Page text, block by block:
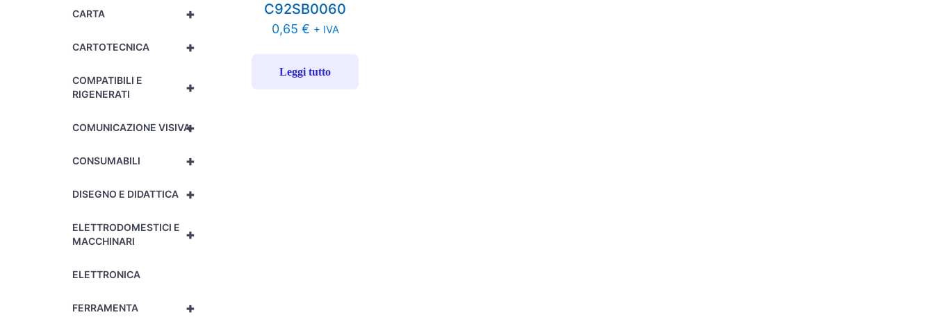
+
CARTA
+
CARTOTECNICA
+
COMPATIBILI E
RIGENERATI
+
COMUNICAZIONE VISIVA
+
CONSUMABILI
+
DISEGNO E DIDATTICA
+
ELETTRODOMESTICI E
MACCHINARI
ELETTRONICA
+
FERRAMENTA
C92SB0060
0,65 € + IVA
Leggi tutto